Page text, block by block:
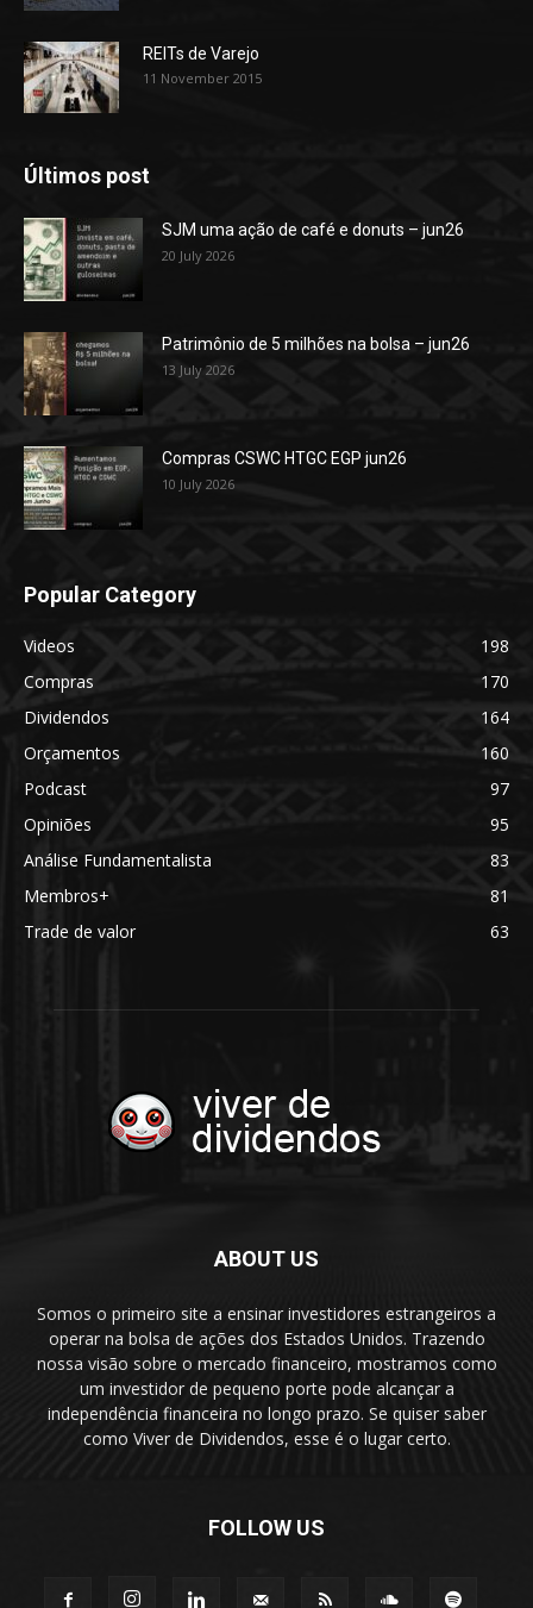
REITs de Varejo
11 November 2015
Últimos post
SJM uma ação de café e donuts – jun26
20 July 2026
Patrimônio de 5 milhões na bolsa – jun26
13 July 2026
Compras CSWC HTGC EGP jun26
10 July 2026
Popular Category
Videos
198
Compras
170
Dividendos
164
Orçamentos
160
Podcast
97
Opiniões
95
Análise Fundamentalista
83
Membros+
81
Trade de valor
63
ABOUT US
Somos o primeiro site a ensinar investidores estrangeiros a
operar na bolsa de ações dos Estados Unidos. Trazendo
nossa visão sobre o mercado financeiro, mostramos como
um investidor de pequeno porte pode alcançar a
independência financeira no longo prazo. Se quiser saber
como Viver de Dividendos, esse é o lugar certo.
FOLLOW US